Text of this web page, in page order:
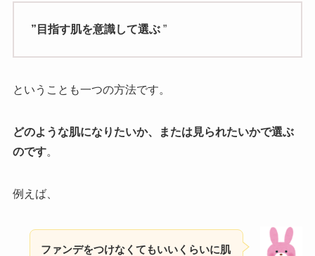
”目指す肌を意識して選ぶ ”
ということも一つの方法です。
どのような肌になりたいか、または見られたいかで選ぶ
のです。
例えば、
ファンデをつけなくてもいいくらいに肌